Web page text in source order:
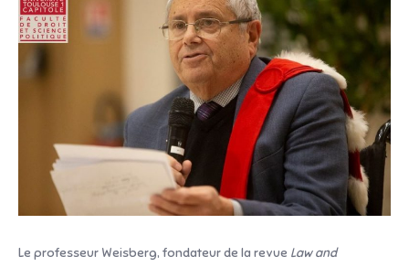
Le professeur Weisberg, fondateur de la revue Law and